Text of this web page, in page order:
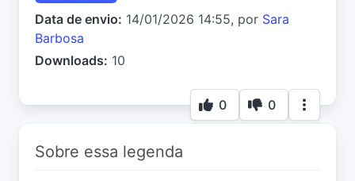
Data de envio: 14/01/2026 14:55, por Sara
Barbosa
Downloads: 10
0 0
Sobre essa legenda